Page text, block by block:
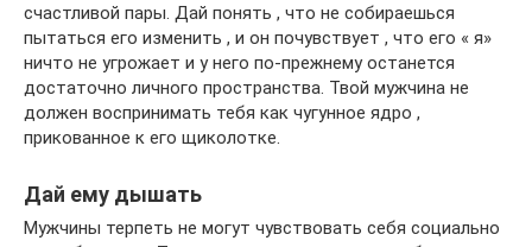
счастливой пары. Дай понять , что не собираешься
пытаться его изменить , и он почувствует , что его « я»
ничто не угрожает и у него по‑прежнему останется
достаточно личного пространства. Твой мужчина не
должен воспринимать тебя как чугунное ядро ,
прикованное к его щиколотке.
Дай ему дышать
Мужчины терпеть не могут чувствовать себя социально